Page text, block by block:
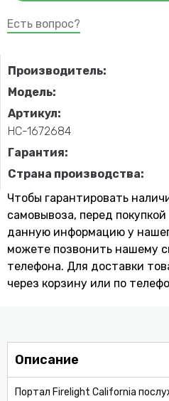
Есть вопрос?
Производитель:
Модель:
Артикул:
НС-1672684
Гарантия:
Страна производства:
Чтобы гарантировать
самовывоза, перед
данную информацию у
можете позвонить нашему
телефона. Для доставки
через корзину или по
Описание
Портал Firelight California